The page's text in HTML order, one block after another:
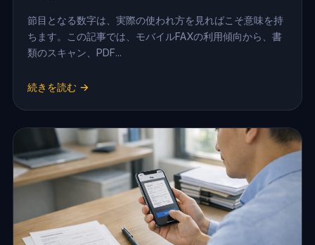
節目となる数字は、実際の使われ方を見ればこそ意味を持
ちます。この記事では、モバイルFAXの利用傾向から、書
類のスキャン、PDF...
続きを読む →